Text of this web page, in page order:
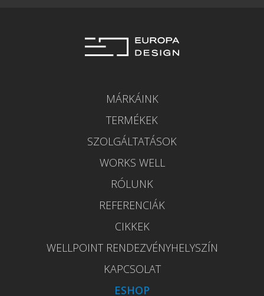
MÁRKÁINK
TERMÉKEK
SZOLGÁLTATÁSOK
WORKS WELL
RÓLUNK
REFERENCIÁK
CIKKEK
WELLPOINT RENDEZVÉNYHELYSZÍN
KAPCSOLAT
ESHOP